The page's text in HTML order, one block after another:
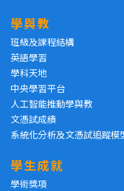
學與教
班級及課程結構
英語學習
學科天地
中央學習平台
人工智能推動學與教
文憑試成績
系統化分析及文憑試追蹤模
學生成就
學術獎項